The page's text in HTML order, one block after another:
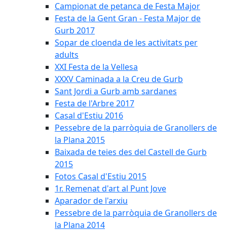
Campionat de petanca de Festa Major
Festa de la Gent Gran - Festa Major de
Gurb 2017
Sopar de cloenda de les activitats per
adults
XXI Festa de la Vellesa
XXXV Caminada a la Creu de Gurb
Sant Jordi a Gurb amb sardanes
Festa de l'Arbre 2017
Casal d'Estiu 2016
Pessebre de la parròquia de Granollers de
la Plana 2015
Baixada de teies des del Castell de Gurb
2015
Fotos Casal d'Estiu 2015
1r. Remenat d'art al Punt Jove
Aparador de l'arxiu
Pessebre de la parròquia de Granollers de
la Plana 2014